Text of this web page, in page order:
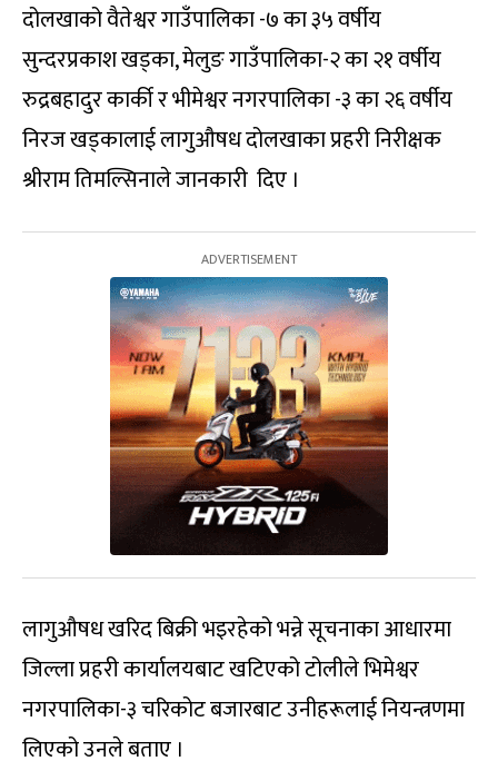
दोलखाको वैतेश्वर गाउँपालिका -७ का ३५ वर्षीय
सुन्दरप्रकाश खड्का, मेलुङ गाउँपालिका-२ का २१ वर्षीय
रुद्रबहादुर कार्की र भीमेश्वर नगरपालिका -३ का २६ वर्षीय
निरज खड्कालाई लागुऔषध दोलखाका प्रहरी निरीक्षक
श्रीराम तिमल्सिनाले जानकारी दिए ।
लागुऔषध खरिद बिक्री भइरहेको भन्ने सूचनाका आधारमा
जिल्ला प्रहरी कार्यालयबाट खटिएको टोलीले भिमेश्वर
नगरपालिका-३ चरिकोट बजारबाट उनीहरूलाई नियन्त्रणमा
लिएको उनले बताए ।